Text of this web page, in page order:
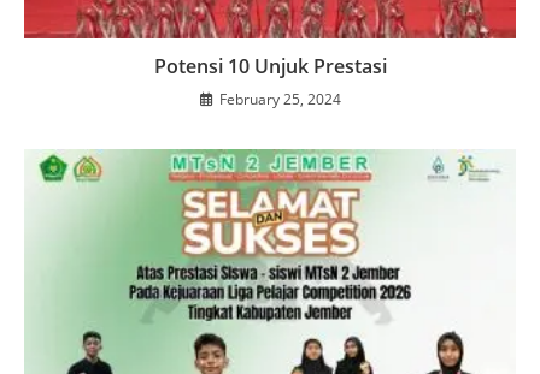
Potensi 10 Unjuk Prestasi
February 25, 2024